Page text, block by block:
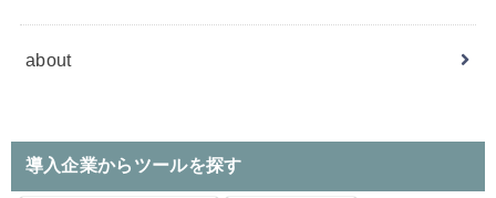
about
導入企業からツールを探す